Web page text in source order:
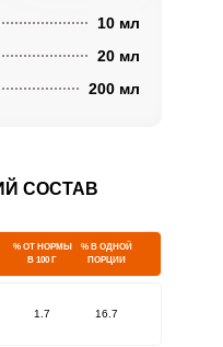
10 мл
20 мл
200 мл
СОСТАВ
% ОТ НОРМЫ
В 100 Г
% В ОДНОЙ
ПОРЦИИ
1.7 16.7